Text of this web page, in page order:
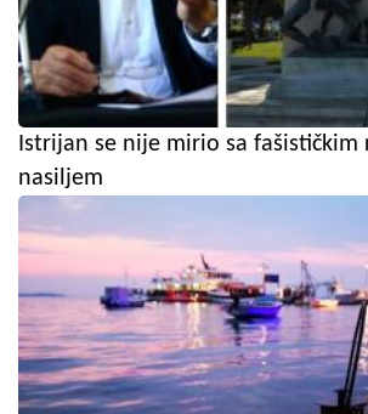
Istrijan se nije mirio sa fašističkim
nasiljem